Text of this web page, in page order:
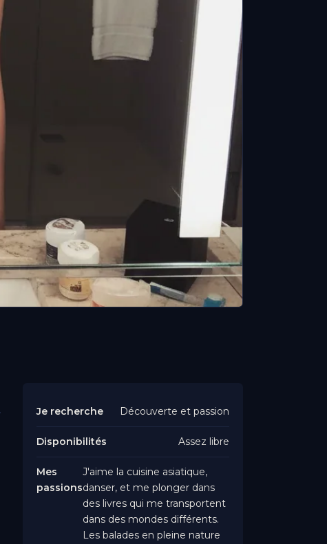
Je recherche Découverte et passion
Disponibilités Assez libre
Mes
passions
J'aime la cuisine asiatique,
danser, et me plonger dans
des livres qui me transportent
dans des mondes différents.
Les balades en pleine nature